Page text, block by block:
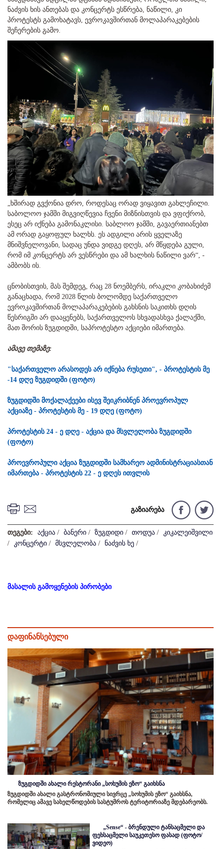
ნაძვის ხის ანთებას და კონცერტს ესწრება, ნაწილი, კი
პროტესტს გამოხატავს, ევროკავშირთან მოლაპარაკებების
შეჩერების გამო.
„ხშირად გვქონია დრო, როდესაც ორად ვიყავით გახლეჩილი.
საბოლოო ჯამში მიგვიღწევია ჩვენი მიზნისთვის და ვფიქრობ,
ესეც არ იქნება გამონაკლისი. საბლოო ჯამში, გავაერთიანებთ
ამ ორად გაყოფულ ხალხს. ეს ადგილი არის ყველაზე
მნიშვნელოვანი, სადაც უნდა ვიდგე დღეს, არ მწყდება გული,
რომ იმ კონცერტს არ ვესწრები და ამ ხალხის ნაწილი ვარ“, -
ამბობს ის.
ცნობისთვის, მას შემდეგ, რაც 28 ნოემბერს, ირაკლი კობახიძემ
განაცხადა, რომ 2028 წლის ბოლომდე საქართველო
ევროკავშირთან მოლაპარაკებების გახსნის საკითხს დღის
წესრიგში არ დააყენებს, საქართველოს სხვადასხვა ქალაქში,
მათ შორის ზუგდიდში, საპროტესტო აქციები იმართება.
ამავე თემაზე:
"საქართველო არასოდეს არ იქნება რუსეთი", - პროტესტის მე
-14 დღე ზუგდიდში (ფოტო)
ზუგდიდში მოქალაქეები ისევ შეიკრიბნენ პროევროპულ
აქციაზე - პროტესტის მე - 19 დღე (ფოტო)
პროტესტის 24 - ე დღე - აქცია და მსვლელობა ზუგდიდში
(ფოტო)
პროევროპული აქცია ზუგდიდში სამხარეო ადმინისტრაციასთან
იმართება - პროტესტის 22 - ე დღეს ითვლის
გაზიარება
თეგები: აქცია / ბანერი / ზუგდიდი / თოდუა / კიკალეიშვილი
/ კონცერტი / მსვლელობა / ნაძვის ხე /
მასალის გამოყენების პირობები
დაფინანსებული
ზუგდიდში ახალი რესტორანი „სოხუმის ეზო“ გაიხსნა
ზუგდიდში ახალი გასტრონომიული სივრცე „სოხუმის ეზო“ გაიხსნა,
რომელიც ამავე სახელწოდების სასტუმროს ტერიტორიაზე მდებარეობს.
„Sense“ - ბრენდული ტანსაცმელი და
ფეხსაცმელი საუკეთესო ფასად (ფოტო/
ვიდეო)